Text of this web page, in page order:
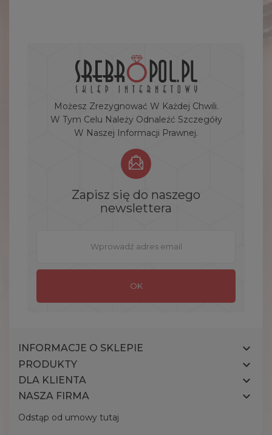
Możesz Zrezygnować W Każdej Chwili.
W Tym Celu Należy Odnaleźć Szczegóły
W Naszej Informacji Prawnej.
Zapisz się do naszego
newslettera
INFORMACJE O SKLEPIE 
PRODUKTY 
DLA KLIENTA 
NASZA FIRMA 
Odstąp od umowy tutaj